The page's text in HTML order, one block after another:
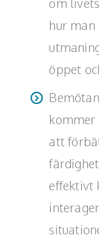
hur man
öppet
att
effektivt